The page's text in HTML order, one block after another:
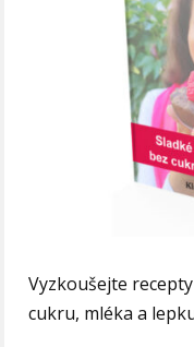
Vyzkoušejte
cukru, mléka a